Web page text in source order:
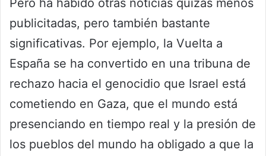
publicitadas, pero también bastante
significativas. Por ejemplo, la Vuelta a
España se ha convertido en una tribuna de
rechazo hacia el genocidio que Israel está
cometiendo en Gaza, que el mundo está
presenciando en tiempo real y la presión de
los pueblos del mundo ha obligado a que la